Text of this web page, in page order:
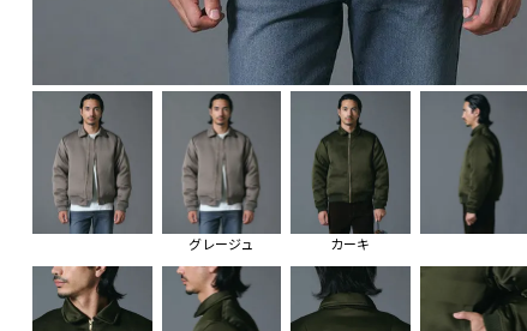
グレージュ カーキ